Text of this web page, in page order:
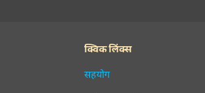
क्विक लिंक्स
सहयोग